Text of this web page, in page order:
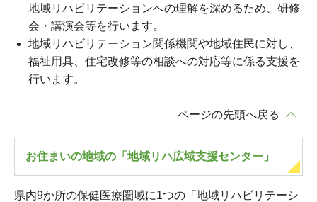
地域リハビリテーションへの理解を深めるため、研修
会・講演会等を行います。
地域リハビリテーション関係機関や地域住民に対し、
福祉用具、住宅改修等の相談への対応等に係る支援を
行います。
ページの先頭へ戻る
お住まいの地域の「地域リハ広域支援センター」
県内9か所の保健医療圏域に1つの「地域リハビリテーシ